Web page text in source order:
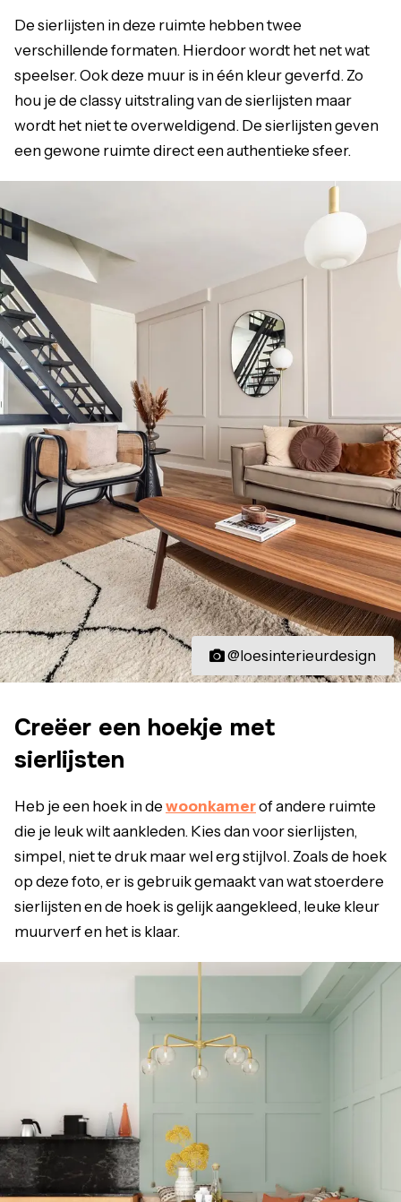
De sierlijsten in deze ruimte hebben twee
verschillende formaten. Hierdoor wordt het net wat
speelser. Ook deze muur is in één kleur geverfd. Zo
hou je de classy uitstraling van de sierlijsten maar
wordt het niet te overweldigend. De sierlijsten geven
een gewone ruimte direct een authentieke sfeer.
@loesinterieurdesign
Creëer een hoekje met
sierlijsten
Heb je een hoek in de woonkamerof andere ruimte
die je leuk wilt aankleden. Kies dan voor sierlijsten,
simpel, niet te druk maar wel erg stijlvol. Zoals de hoek
op deze foto, er is gebruik gemaakt van wat stoerdere
sierlijsten en de hoek is gelijk aangekleed, leuke kleur
muurverf en het is klaar.